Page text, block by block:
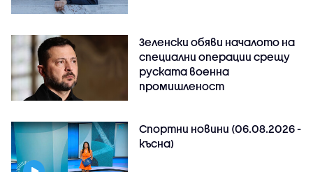
Зеленски обяви началото на
специални операции срещу
руската военна
промишленост
Спортни новини (06.08.2026 -
късна)